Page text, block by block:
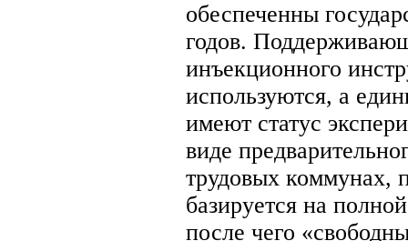
обеспеченны
годов.
инъекционного
используются, а
имеют статус
виде
трудовых коммунах,
базируется на
после чего